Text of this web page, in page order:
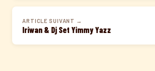
ARTICLE SUIVANT →
Iriwan & Dj Set Yimmy Yazz